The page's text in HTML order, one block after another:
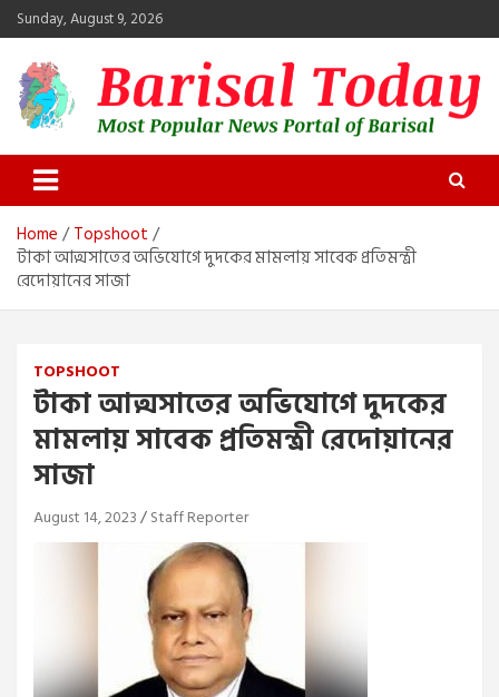
Skip
to
content
Sunday, August 9, 2026
Barisal Today
The Most Popular News Portal in Barisal
Home
Topshoot
টাকা আত্মসাতের অভিযোগে দুদকের মামলায় সাবেক প্রতিমন্ত্রী
রেদোয়ানের সাজা
TOPSHOOT
টাকা আত্মসাতের অভিযোগে দুদকের
মামলায় সাবেক প্রতিমন্ত্রী রেদোয়ানের
সাজা
August 14, 2023 Staff Reporter